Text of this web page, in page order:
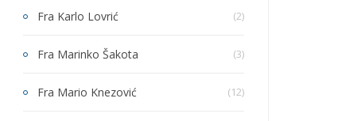
Fra Karlo Lovrić (2)
Fra Marinko Šakota (3)
Fra Mario Knezović (12)